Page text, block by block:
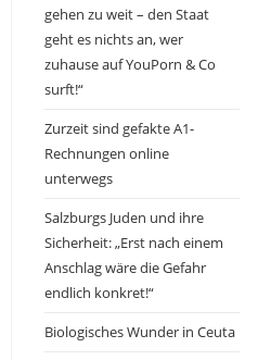
gehen zu weit – den Staat
geht es nichts an, wer
zuhause auf YouPorn & Co
surft!“
Zurzeit sind gefakte A1-
Rechnungen online
unterwegs
Salzburgs Juden und ihre
Sicherheit: „Erst nach einem
Anschlag wäre die Gefahr
endlich konkret!“
Biologisches Wunder in Ceuta